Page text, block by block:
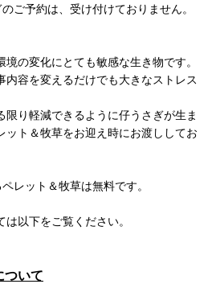
ご予約は、受け付けておりません。
の変化にとても敏感な生き物です。
内容を変えるだけでも大きなストレス
限り軽減できるように仔うさぎが生ま
ット＆牧草をお迎え時にお渡ししてお
レット＆牧草は無料です。
以下をご覧ください。
いて